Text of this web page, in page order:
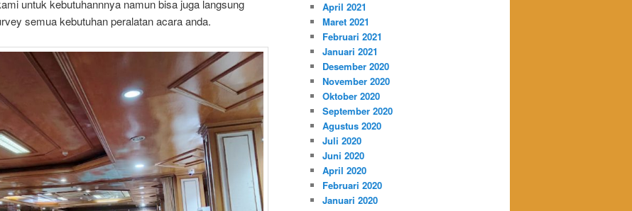
untuk kebutuhannnya namun bisa juga langsung
semua kebutuhan peralatan acara anda.
April 2021
Maret 2021
Februari 2021
Januari 2021
Desember 2020
November 2020
Oktober 2020
September 2020
Agustus 2020
Juli 2020
Juni 2020
April 2020
Februari 2020
Januari 2020